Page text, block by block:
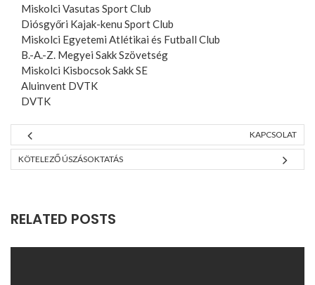
Miskolci Vasutas Sport Club
Diósgyőri Kajak-kenu Sport Club
Miskolci Egyetemi Atlétikai és Futball Club
B.-A.-Z. Megyei Sakk Szövetség
Miskolci Kisbocsok Sakk SE
Aluinvent DVTK
DVTK
KAPCSOLAT
KÖTELEZŐ ÚSZÁSOKTATÁS
RELATED POSTS